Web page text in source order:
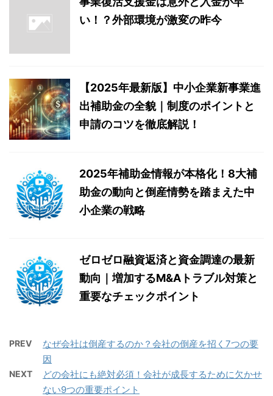
い！？外部環境が激変の昨今
【2025年最新版】中小企業新事業進
出補助金の全貌｜制度のポイントと
申請のコツを徹底解説！
2025年補助金情報が本格化！8大補
助金の動向と倒産情勢を踏まえた中
小企業の戦略
ゼロゼロ融資返済と資金調達の最新
動向｜増加するM&Aトラブル対策と
重要なチェックポイント
PREV
なぜ会社は倒産するのか？会社の倒産を招く7つの要
因
NEXT
どの会社にも絶対必須！会社が成長するために欠かせ
ない9つの重要ポイント